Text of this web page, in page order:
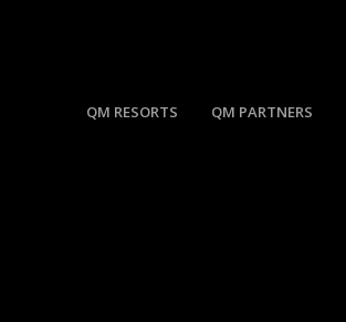
QM RESORTS QM PARTNERS